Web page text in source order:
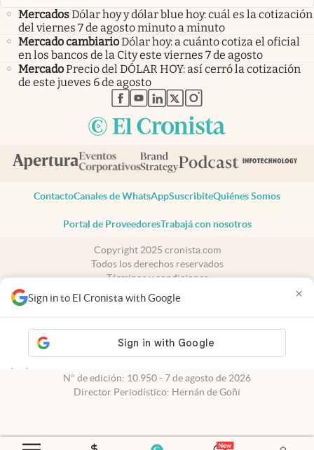
Sign in to El Cronista with Google ×
MercadosDólar hoy y dólar blue hoy: cuál es la cotización
del viernes 7 de agosto minuto a minuto
Mercado cambiarioDólar hoy: a cuánto cotiza el oficial
en los bancos de la City este viernes 7 de agosto
MercadoPrecio del DÓLAR HOY: así cerró la cotización
de este jueves 6 de agosto
abre en nueva pestaña
abre en nueva pestaña
abre en nueva pestaña
abre en nueva pestaña
abre en nueva pestaña
ContactoCanales de WhatsAppSuscribiteQuiénes Somos
Portal de ProveedoresTrabajá con nosotros
Copyright 2025 cronista.com
Todos los derechos reservados
Términos y condiciones
Privacidad
Consentimiento
cronista.com
es propiedad de El Cronista Comercial S.A Registro de
N° de edición: 10.950 - 7 de agosto de 2026
Director Periodístico: Hernán de Goñi